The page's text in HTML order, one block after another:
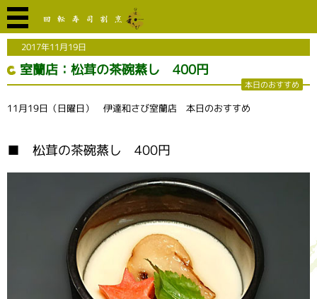
2017年11月19日
室蘭店：松茸の茶碗蒸し 400円
本日のおすすめ
11月19日（日曜日） 伊達和さび室蘭店 本日のおすすめ
■ 松茸の茶碗蒸し 400円